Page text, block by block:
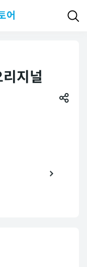
지널